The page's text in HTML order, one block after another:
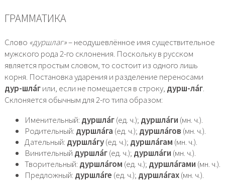
ГРАММАТИКА
Слово «дуршлаг»– неодушевлённое имя существительное
мужского рода 2-го склонения. Поскольку в русском
является простым словом, то состоит из одного лишь
корня. Постановка ударения и разделение переносами
дур-шла́гили, если не помещается в строку, дурш-ла́г.
Склоняется обычным для 2-го типа образом:
Именительный: дуршла́г(ед. ч.); дуршла́ги (мн. ч.).
Родительный: дуршла́га (ед. ч.); дуршла́гов (мн. ч.).
Дательный: дуршла́гу(ед. ч.); дуршла́гам (мн. ч.).
Винительный дуршла́г(ед. ч.); дуршла́ги (мн. ч.).
Творительный: дуршла́гом (ед. ч.); дуршла́гами (мн. ч.).
Предложный: дуршла́ге (ед. ч.); дуршла́гах(мн. ч.).